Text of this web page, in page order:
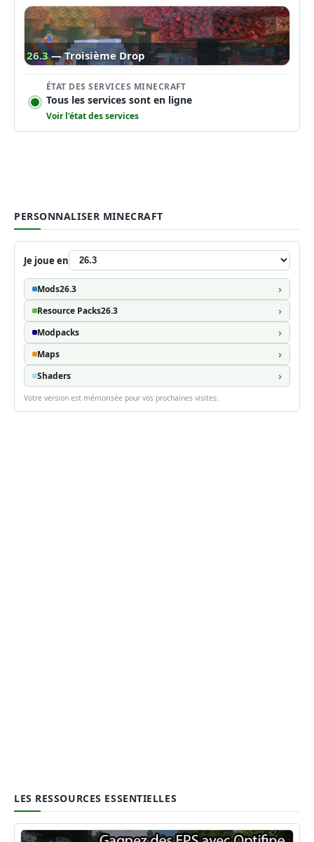
26.3 — Troisième Drop
ÉTAT DES SERVICES MINECRAFT
Tous les services sont en ligne
Voir l’état des services
PERSONNALISER MINECRAFT
Je joue en
Mods26.3
Resource Packs26.3
Modpacks
Maps
Shaders
Votre version est mémorisée pour vos prochaines visites.
LES RESSOURCES ESSENTIELLES